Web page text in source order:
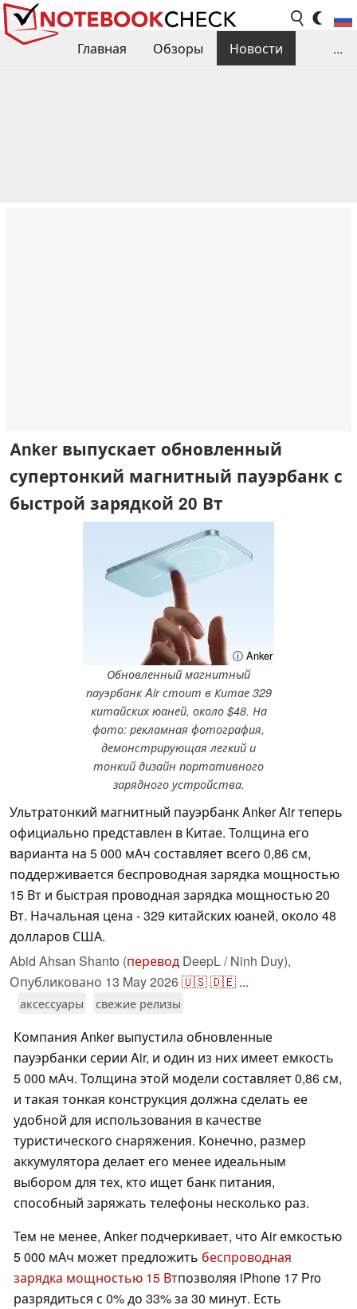
Главная Обзоры
Новости
...
Anker выпускает обновленный
супертонкий магнитный пауэрбанк с
быстрой зарядкой 20 Вт
ⓘ Anker
Обновленный магнитный
пауэрбанк Air стоит в Китае 329
китайских юаней, около $48. На
фото: рекламная фотография,
демонстрирующая легкий и
тонкий дизайн портативного
зарядного устройства.
Ультратонкий магнитный пауэрбанк Anker Air теперь
официально представлен в Китае. Толщина его
варианта на 5 000 мАч составляет всего 0,86 см,
поддерживается беспроводная зарядка мощностью
15 Вт и быстрая проводная зарядка мощностью 20
Вт. Начальная цена - 329 китайских юаней, около 48
долларов США.
Abid Ahsan Shanto (перевод DeepL / Ninh Duy),
Опубликовано 13 May 2026🇺🇸🇩🇪 ...
аксессуары свежие релизы
Компания Anker выпустила обновленные
пауэрбанки серии Air, и один из них имеет емкость
5 000 мАч. Толщина этой модели составляет 0,86 см,
и такая тонкая конструкция должна сделать ее
удобной для использования в качестве
туристического снаряжения. Конечно, размер
аккумулятора делает его менее идеальным
выбором для тех, кто ищет банк питания,
способный заряжать телефоны несколько раз.
Тем не менее, Anker подчеркивает, что Air емкостью
5 000 мАч может предложить беспроводная
зарядка мощностью 15 Втпозволяя iPhone 17 Pro
разрядиться с 0% до 33% за 30 минут. Есть